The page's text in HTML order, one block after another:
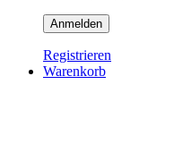
Registrieren
Warenkorb